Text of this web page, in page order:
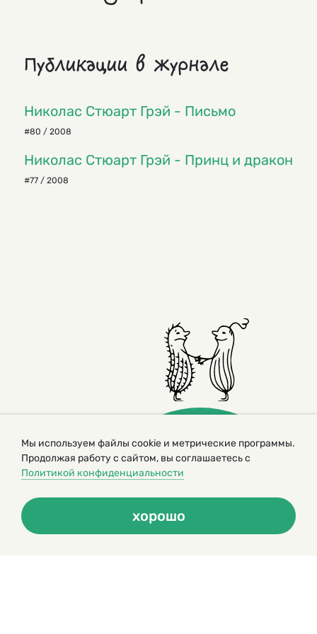
Публикации в журнале
Николас Стюарт Грэй - Письмо
#80 / 2008
Николас Стюарт Грэй - Принц и дракон
#77 / 2008
журнал для детей
Копирование материалов возможно только с разрешения редакторов
сайта
Политика конфиденциальности
Мы используем файлы cookie и метрические программы.
Продолжая работу с сайтом, вы соглашаетесь с
Политикой конфиденциальности
хорошо